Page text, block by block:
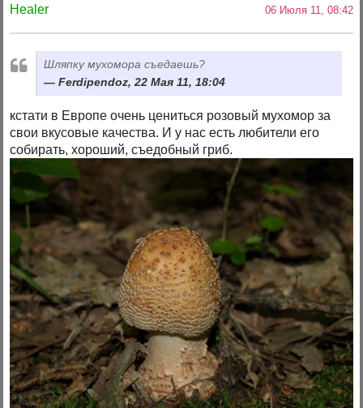
Healer 06 Июля 11, 08:42
Шляпку мухомора съедаешь?
Ferdipendoz, 22 Мая 11, 18:04
кстати в Европе очень цениться розовый мухомор за
свои вкусовые качества. И у нас есть любители его
собирать, хороший, съедобный гриб.